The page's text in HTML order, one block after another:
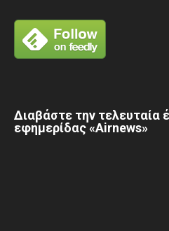
Διαβάστε την τελευταία
εφημερίδας «Airnews»